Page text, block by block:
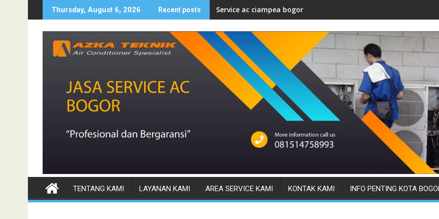
to
content
Thursday, August 6, 2026 Recent posts Service ac ciampea bogor
TENTANG KAMI LAYANAN KAMI AREA SERVICE KAMI KONTAK KAMI INFO PENTING KOTA